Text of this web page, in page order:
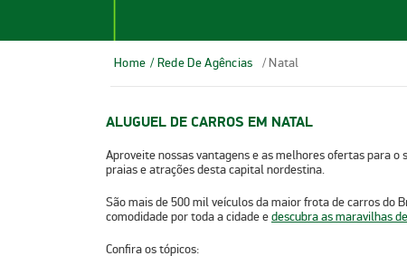
Home / Rede De Agências / Natal
ALUGUEL DE CARROS EM NATAL
Aproveite nossas vantagens e as melhores ofertas para o
praias e atrações desta capital nordestina.
São mais de 500 mil veículos da maior frota de carros do
comodidade por toda a cidade edescubra as maravilhas
Confira os tópicos: